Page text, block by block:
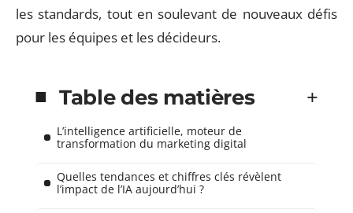
les standards, tout en soulevant de nouveaux défis
pour les équipes et les décideurs.
Table des matières
L’intelligence artificielle, moteur de
transformation du marketing digital
Quelles tendances et chiffres clés révèlent
l’impact de l’IA aujourd’hui ?